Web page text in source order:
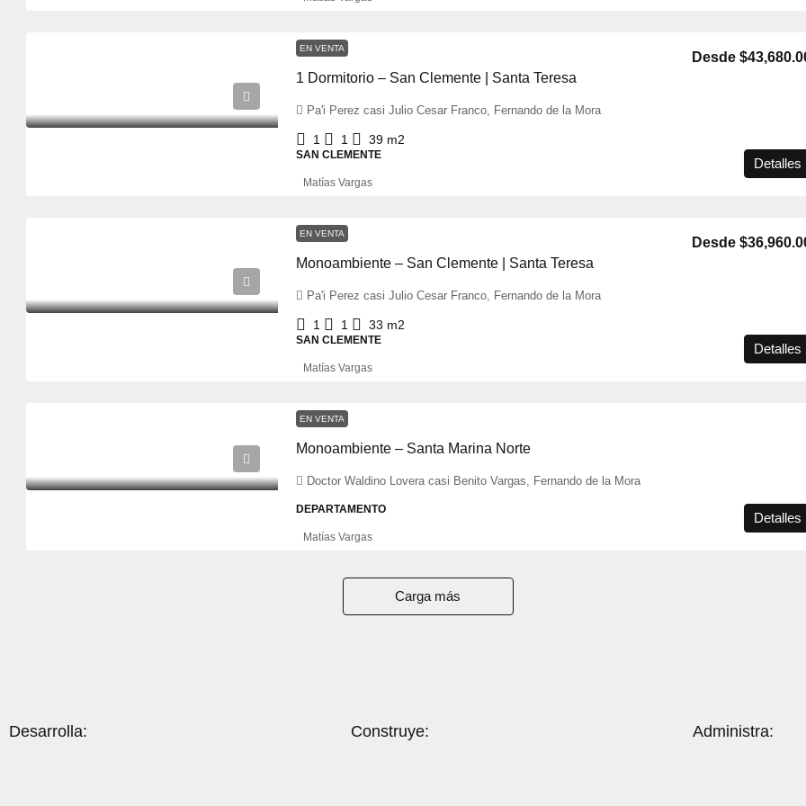
EN VENTA
1 Dormitorio – San Clemente | Santa Teresa
Desde
Pa'i Perez casi Julio Cesar Franco, Fernando de la Mora
1 1 39 m2
SAN CLEMENTE
Detalles
Matías Vargas
EN VENTA
Monoambiente – San Clemente | Santa Teresa
Desde
Pa'i Perez casi Julio Cesar Franco, Fernando de la Mora
1 1 33 m2
SAN CLEMENTE
Detalles
Matías Vargas
EN VENTA
Monoambiente – Santa Marina Norte
Doctor Waldino Lovera casi Benito Vargas, Fernando de la Mora
DEPARTAMENTO
Detalles
Matías Vargas
Carga más
Desarrolla: Construye: Administra: